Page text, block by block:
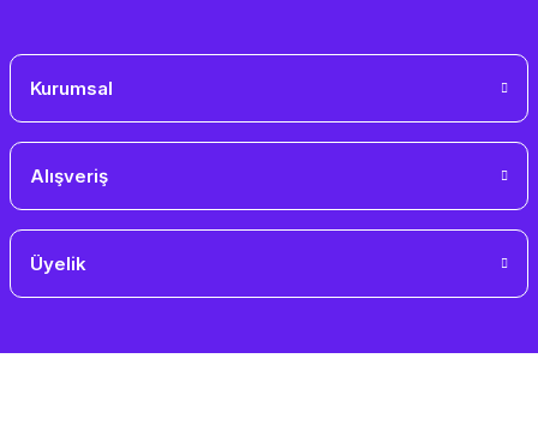
Kurumsal
Alışveriş
Üyelik